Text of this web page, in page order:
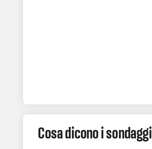
Cosa dicono i sondaggi